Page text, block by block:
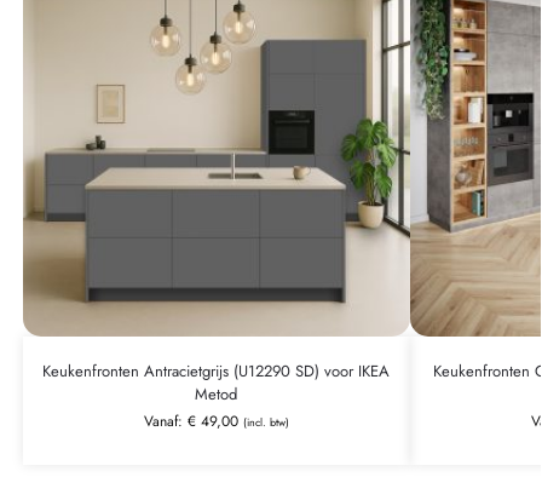
Keukenfronten Antracietgrijs (U12290 SD) voor IKEA
Metod
Vanaf: €49,00 (incl. btw)
Keukenfronten